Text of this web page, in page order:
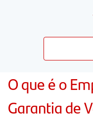
O que é o
Garantia de